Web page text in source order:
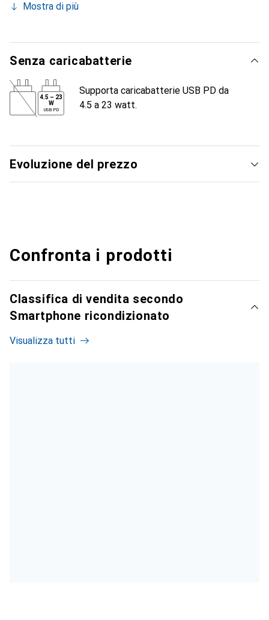
Mostra di più
Senza caricabatterie
4.5 – 23
W
USB PD
Supporta caricabatterie USB PD da
4.5 a 23 watt.
Evoluzione del prezzo
Confronta i prodotti
Classifica di vendita secondo
Smartphone ricondizionato
Visualizza tutti